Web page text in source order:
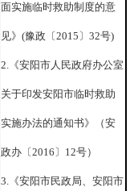
面实施临时救助制度的意
见》(豫政〔2015〕32号)
2.《安阳市人民政府办公室
关于印发安阳市临时救助
实施办法的通知书》（安
政办〔2016〕12号）
3.《安阳市民政局、安阳市